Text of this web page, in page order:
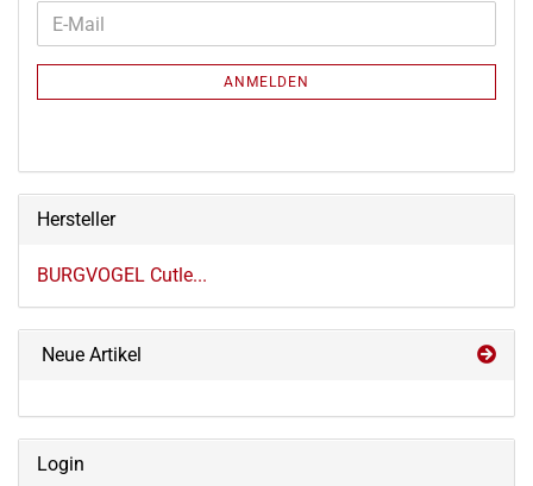
WEITER
ZUR
NEWSLETTER-
E-
Mail
ANMELDEN
Hersteller
BURGVOGEL Cutle...
Neue Artikel
Login